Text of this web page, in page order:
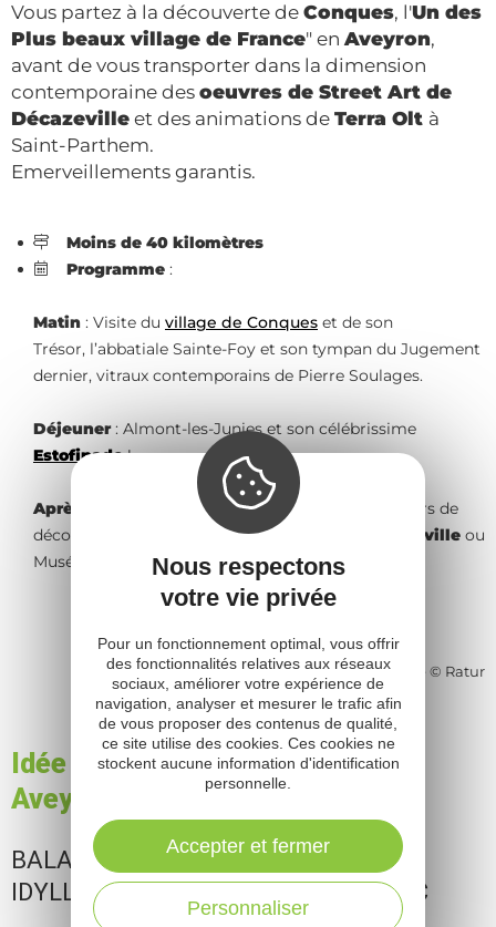
Vous partez à la découverte de Conques, l'Un des
Plus beaux village de France" enAveyron,
avant de vous transporter dans la dimension
contemporaine des oeuvres de Street Art de
Décazeville et des animations de Terra Olt à
Saint-Parthem.
Emerveillements garantis.
Moins de 40 kilomètres
Programme :
Matin : Visite du village de Conques et de son
Trésor, l’abbatiale Sainte-Foy et son tympan du Jugement
dernier, vitraux contemporains de Pierre Soulages.
Déjeuner: Almont-les-Junies et son célébrissime
Estofinado!
Après-midi Terra Olt
à Saint-Parthem et parcours de
découverte des
oeuvres de Street Art de Décazeville ou
Musée Mine.
Street Art à Décazeville © Ratur
Idée de journée en automne en
Aveyron N°2
BALADE EN DUO DANS LE CADRE
IDYLLIQUE DES PLATEAUX D'AUBRAC
Nous respectons
votre vie privée
Pour un fonctionnement optimal, vous offrir
des fonctionnalités relatives aux réseaux
sociaux, améliorer votre expérience de
navigation, analyser et mesurer le trafic afin
de vous proposer des contenus de qualité,
ce site utilise des cookies. Ces cookies ne
stockent aucune information d'identification
personnelle.
Personnaliser
Accepter et fermer